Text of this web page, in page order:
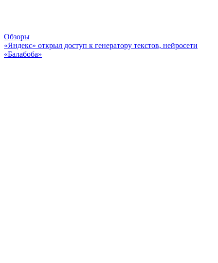
Обзоры
«Яндекс» открыл доступ к генератору текстов, нейросети
«Балабоба»